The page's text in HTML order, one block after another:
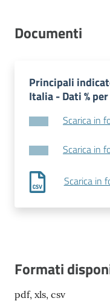
Documenti
Principali
Italia - Dati %
Scarica in
Scarica in
Scarica in
Formati
pdf, xls, csv